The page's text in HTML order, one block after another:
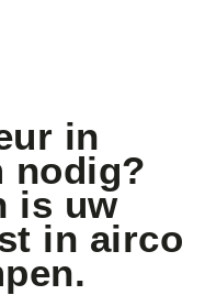
in
nodig?
is uw
in airco